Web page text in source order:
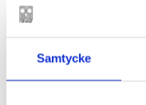
Samtycke